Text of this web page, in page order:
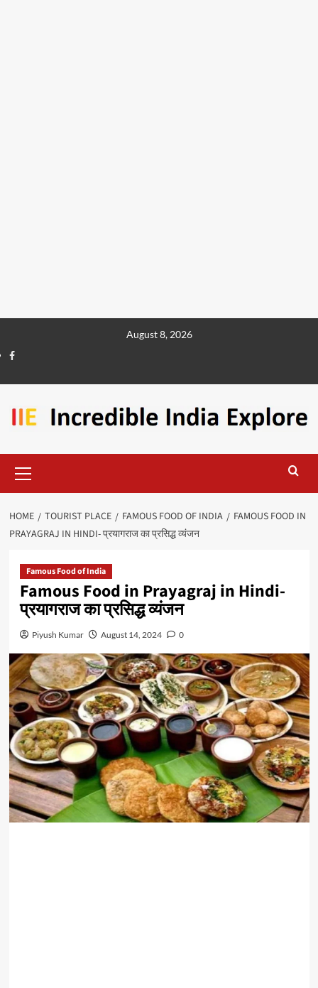
August 8, 2026
HOME TOURIST PLACE FAMOUS FOOD OF INDIA
FAMOUS FOOD IN
PRAYAGRAJ IN HINDI- प्रयागराज का प्रसिद्ध व्यंजन
Famous Food of India
Famous Food in Prayagraj in Hindi-
प्रयागराज का प्रसिद्ध व्यंजन
Piyush Kumar August 14, 2024 0